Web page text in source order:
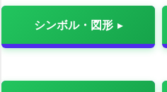
シンボル・図形